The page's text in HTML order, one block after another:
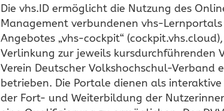
Die vhs.ID ermöglicht die Nutzung des
Management verbundenen vhs-
Angebotes „vhs-cockpit“
Verlinkung zur jeweils kursdurchführenden
Verein Deutscher Volkshochschul-Verband
betrieben. Die Portale dienen als
der Fort- und Weiterbildung der